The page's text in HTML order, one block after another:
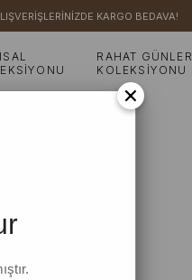
KARGO BEDAVA!
RAHAT GÜNLER
KOLEKSİYONU
×